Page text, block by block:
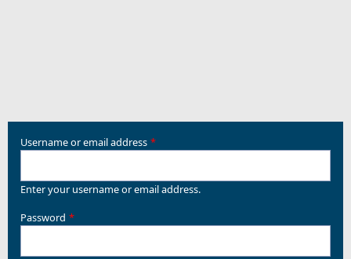
Username or email address
Enter your username or email address.
Password